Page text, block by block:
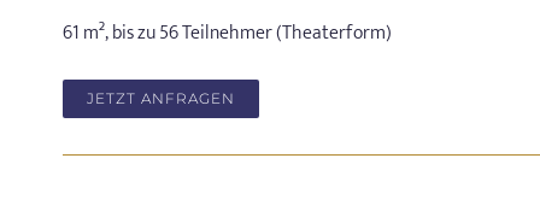
61 m², bis zu 56 Teilnehmer (Theaterform)
JETZT ANFRAGEN